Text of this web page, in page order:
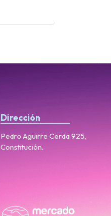
Dirección
Pedro Aguirre Cerda 925,
Constitución.